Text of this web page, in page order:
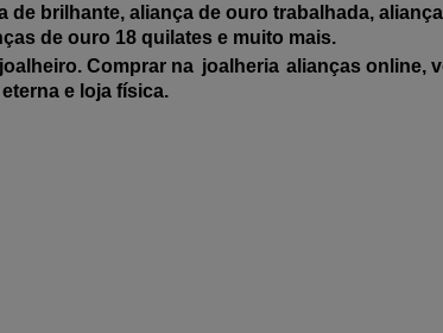
brilhante, aliança de ouro trabalhada,
de ouro 18 quilates e muito mais.
Comprar na joalheria alianças online,
e loja física.